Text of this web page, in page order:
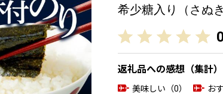
希少糖入り（さぬ
返礼品への感想（集計）
美味しい（0） お